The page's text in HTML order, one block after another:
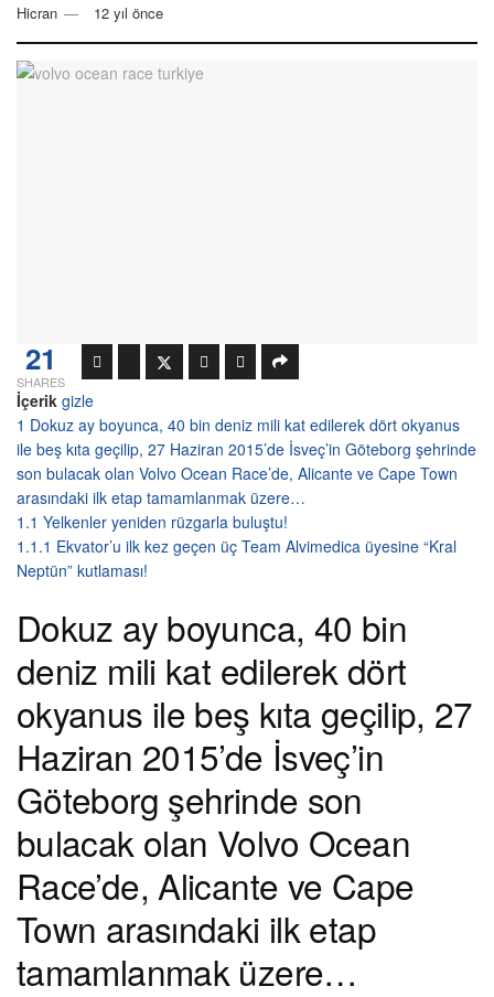
Hicran 12 yıl önce
21
SHARES
İçerik gizle
1 Dokuz ay boyunca, 40 bin deniz mili kat edilerek dört okyanus
ile beş kıta geçilip, 27 Haziran 2015’de İsveç’in Göteborg şehrinde
son bulacak olan Volvo Ocean Race’de, Alicante ve Cape Town
arasındaki ilk etap tamamlanmak üzere…
1.1 Yelkenler yeniden rüzgarla buluştu!
1.1.1 Ekvator’u ilk kez geçen üç Team Alvimedica üyesine “Kral
Neptün” kutlaması!
Dokuz ay boyunca, 40 bin
deniz mili kat edilerek dört
okyanus ile beş kıta geçilip, 27
Haziran 2015’de İsveç’in
Göteborg şehrinde son
bulacak olan Volvo Ocean
Race’de, Alicante ve Cape
Town arasındaki ilk etap
tamamlanmak üzere…